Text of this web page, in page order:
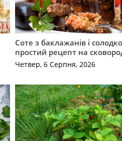
Соте з баклажанів і
простий рецепт на
Четвер, 6 Серпня, 2026